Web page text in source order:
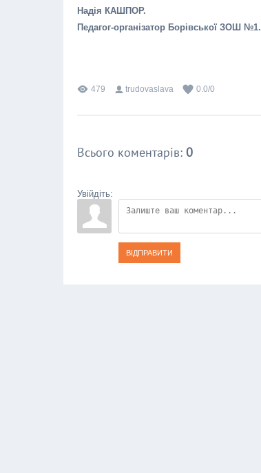
Надія КАШПОР.
Педагог-організатор Борівської ЗОШ №1.
479 trudovaslava 0.0/0
Всього коментарів: 0
Увійдіть:
ВІДПРАВИТИ